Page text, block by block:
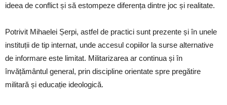
ideea de conflict și să estompeze diferența dintre joc și realitate.
Potrivit Mihaelei Șerpi, astfel de practici sunt prezente și în unele
instituții de tip internat, unde accesul copiilor la surse alternative
de informare este limitat. Militarizarea ar continua și în
învățământul general, prin discipline orientate spre pregătire
militară și educație ideologică.